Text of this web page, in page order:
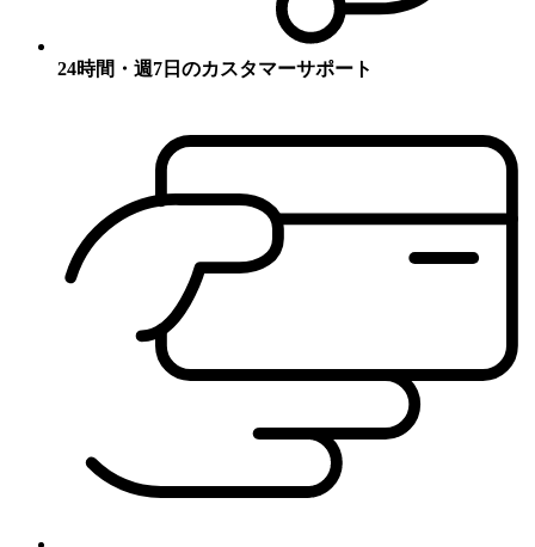
24時間・週7日のカスタマーサポート